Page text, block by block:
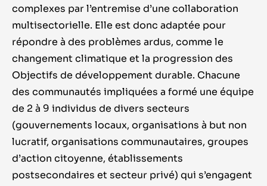
complexes par l’entremise d’une collaboration
multisectorielle. Elle est donc adaptée pour
répondre à des problèmes ardus, comme le
changement climatique et la progression des
Objectifs de développement durable. Chacune
des communautés impliquées a formé une équipe
de 2 à 9 individus de divers secteurs
(gouvernements locaux, organisations à but non
lucratif, organisations communautaires, groupes
d’action citoyenne, établissements
postsecondaires et secteur privé) qui s’engagent